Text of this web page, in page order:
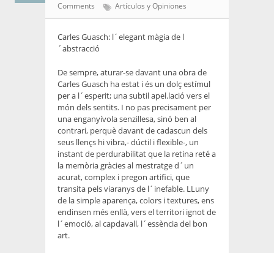
Comments
Artículos y Opiniones
Carles Guasch: l´elegant màgia de l
´abstracció
De sempre, aturar-se davant una obra de
Carles Guasch ha estat i és un dolç estímul
per a l´esperit; una subtil apel.lació vers el
món dels sentits. I no pas precisament per
una enganyívola senzillesa, sinó ben al
contrari, perquè davant de cadascun dels
seus llençs hi vibra,- dúctil i flexible-, un
instant de perdurabilitat que la retina reté a
la memòria gràcies al mestratge d´un
acurat, complex i pregon artifici, que
transita pels viaranys de l´inefable. LLuny
de la simple aparença, colors i textures, ens
endinsen més enllà, vers el territori ignot de
l´emoció, al capdavall, l´essència del bon
art.